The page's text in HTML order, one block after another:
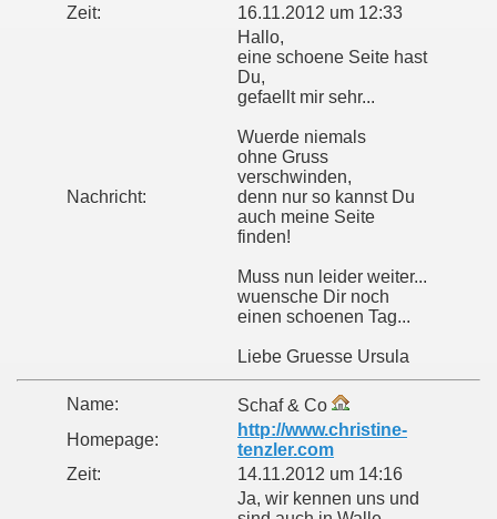
Zeit:
16.11.2012 um 12:33
Nachricht:
Hallo,
eine schoene Seite hast
Du,
gefaellt mir sehr...
Wuerde niemals
ohne Gruss
verschwinden,
denn nur so kannst Du
auch meine Seite
finden!
Muss nun leider weiter...
wuensche Dir noch
einen schoenen Tag...
Liebe Gruesse Ursula
Name:
Schaf & Co
Homepage:
http://www.christine-
tenzler.com
Zeit:
14.11.2012 um 14:16
Ja, wir kennen uns und